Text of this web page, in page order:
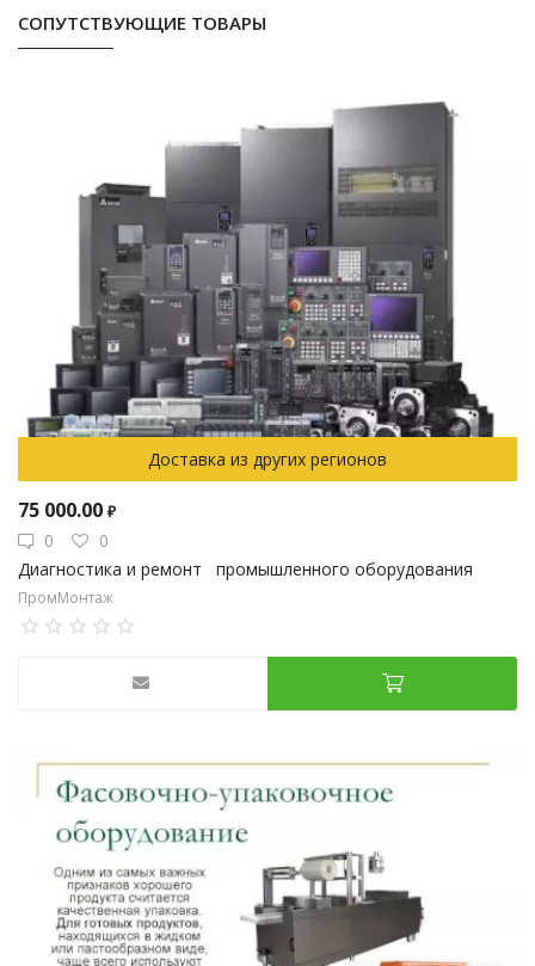
СОПУТСТВУЮЩИЕ ТОВАРЫ
Доставка из других регионов
75 000.00 ₽
0
0
Диагностика и ремонт промышленного оборудования
ПромМонтаж